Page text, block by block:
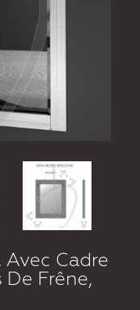
Avec Cadre
De Frêne,